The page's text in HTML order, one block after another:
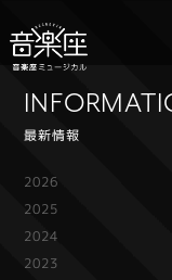
最新情報
2026
2025
2024
2023